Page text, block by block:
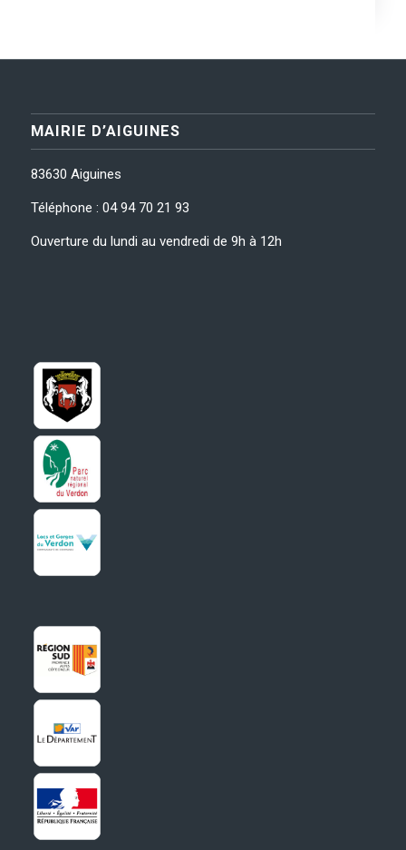
MAIRIE D’AIGUINES
83630 Aiguines
Téléphone : 04 94 70 21 93
Ouverture du lundi au vendredi de 9h à 12h